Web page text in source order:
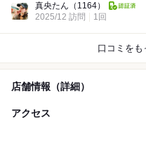
真央たん （1164）
2025/12 訪問
1回
口コミをも
店舗情報（詳細）
アクセス